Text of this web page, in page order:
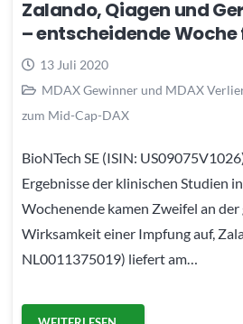
Zalando, Qiagen und
– entscheidende
13 Juli 2020
MDAX Gewinner und MDAX
zum Mid-Cap-DAX
BioNTech SE (ISIN:
Ergebnisse der klinischen Studien
Wochenende kamen Zweifel an der
Wirksamkeit einer Impfung auf,
NL0011375019) liefert am…